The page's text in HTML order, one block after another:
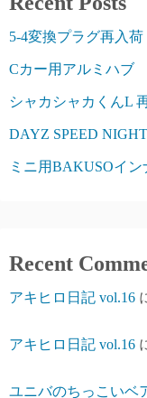
5-4変換プラグ再入荷
Cカー用アルミハブ
シャカシャカくんL
DAYZ SPEED NIGHT
ミニ用BAKUSOイ
Recent
アキヒロ日記 vol.16
アキヒロ日記 vol.16
ユニバのちっこいベ